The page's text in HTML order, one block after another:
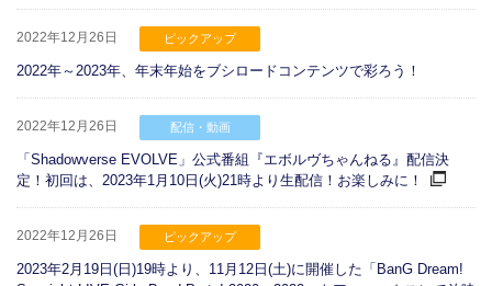
2022年12月26日 ピックアップ
2022年～2023年、年末年始をブシロードコンテンツで彩ろう！
2022年12月26日 配信・動画
「Shadowverse EVOLVE」公式番組『エボルヴちゃんねる』配信決
定！初回は、2023年1月10日(火)21時より生配信！お楽しみに！
2022年12月26日 ピックアップ
2023年2月19日(日)19時より、11月12日(土)に開催した「BanG Dream!